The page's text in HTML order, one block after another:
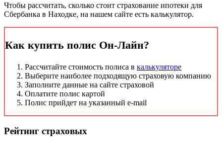
Чтобы рассчитать, сколько стоит страхование ипотеки для
Сбербанка в Находке, на нашем сайте есть калькулятор.
Как купить полис Он-Лайн?
Рассчитайте стоимость полиса в калькуляторе
Выберите наиболее подходящую страховую компанию
Заполните данные на сайте страховой
Оплатите полис картой
Полис прийдет на указанный e-mail
Рейтинг страховых